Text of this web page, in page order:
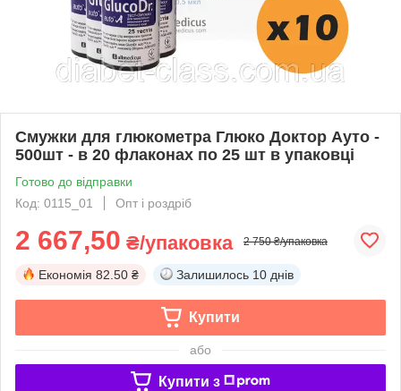
Смужки для глюкометра Глюко Доктор Ауто -
500шт - в 20 флаконах по 25 шт в упаковці
Готово до відправки
Код: 0115_01
Опт і роздріб
2 667,50 ₴/упаковка 2 750 ₴/упаковка
Економія 82.50 ₴ Залишилось 10 днів
Купити
або
Купити з